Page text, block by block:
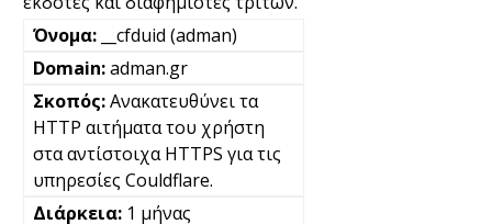
__cfduid (adman)
adman.gr
Ανακατευθύνει τα
HTTP αιτήματα του χρήστη
στα αντίστοιχα HTTPS για τις
υπηρεσίες Couldflare.
1 μήνας